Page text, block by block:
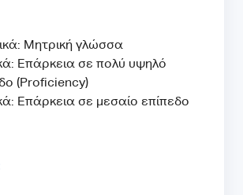
Μητρική γλώσσα
Επάρκεια σε πολύ υψηλό
(Proficiency)
Επάρκεια σε μεσαίο επίπεδο